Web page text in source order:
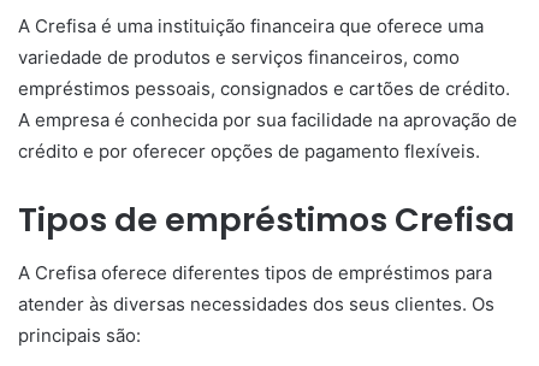
A Crefisa é uma instituição financeira que oferece uma
variedade de produtos e serviços financeiros, como
empréstimos pessoais, consignados e cartões de crédito.
A empresa é conhecida por sua facilidade na aprovação de
crédito e por oferecer opções de pagamento flexíveis.
Tipos de empréstimos Crefisa
A Crefisa oferece diferentes tipos de empréstimos para
atender às diversas necessidades dos seus clientes. Os
principais são: